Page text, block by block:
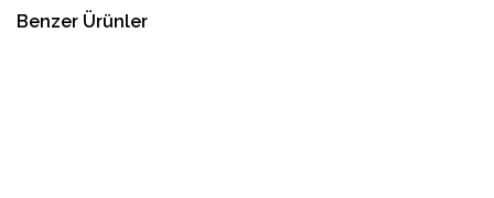
Benzer Ürünler